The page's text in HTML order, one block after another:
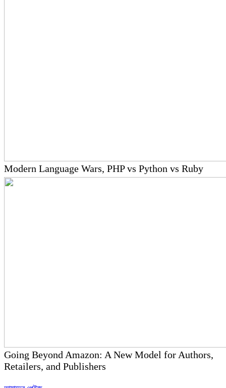
Modern Language Wars, PHP vs Python vs Ruby
Going Beyond Amazon: A New Model for Authors,
Retailers, and Publishers